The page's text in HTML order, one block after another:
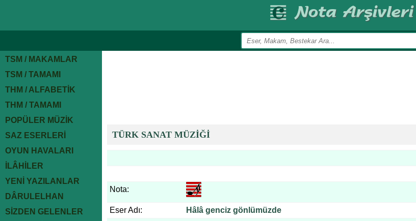
TSM / MAKAMLAR
TSM / TAMAMI
THM / ALFABETİK
THM / TAMAMI
POPÜLER MÜZİK
SAZ ESERLERİ
OYUN HAVALARI
İLÂHİLER
YENİ YAZILANLAR
DÂRULELHAN
SİZDEN GELENLER
TÜRK SANAT MÜZİĞİ
Nota:
Eser Adı:
Hâlâ genciz gönlümüzde